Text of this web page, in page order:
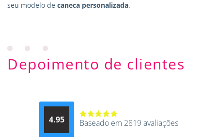
seu modelo de caneca personalizada.
Depoimento de clientes
4.95
Avaliação
Baseado em 2819 avaliações